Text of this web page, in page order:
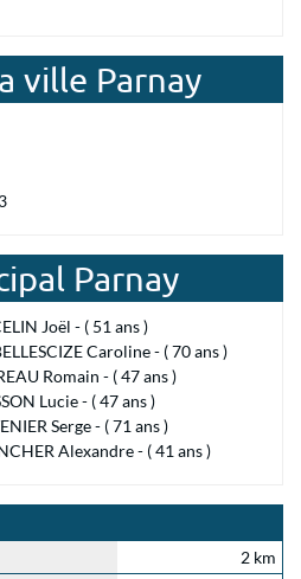
ville Parnay
Parnay
Joël - ( 51 ans )
Caroline - ( 70 ans )
Romain - ( 47 ans )
Lucie - ( 47 ans )
Serge - ( 71 ans )
Alexandre - ( 41 ans )
2 km